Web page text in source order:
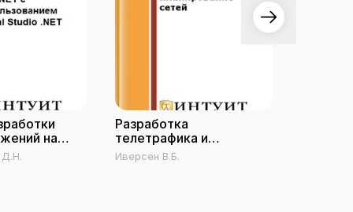
на
Д.Н.
Разработка
телетрафика и
планирование сетей
Иверсен В.Б.